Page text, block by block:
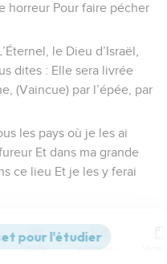
horreur Pour faire pécher
le Dieu d’Israël,
dites : Elle sera livrée
(Vaincue) par l’épée, par
les pays où je les ai
Et dans ma grande
ce lieu Et je les y ferai
Et une même conduite,
Strong